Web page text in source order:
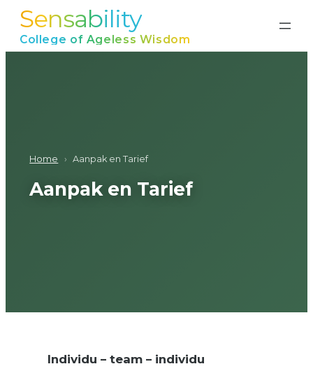
naarSensability
College of Ageless Wisdom
Home › Aanpak en Tarief
Aanpak en Tarief
Individu – team – individu